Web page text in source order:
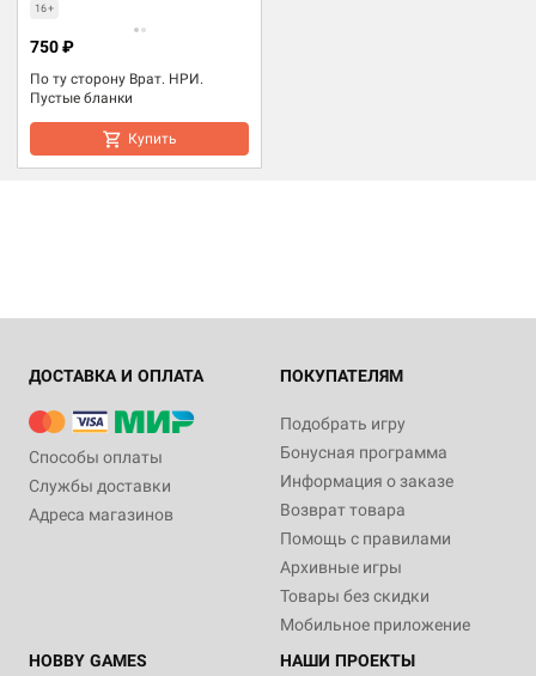
16+
По ту сторону Врат. НРИ.
Пустые бланки
750 ₽
Купить
ДОСТАВКА И ОПЛАТА
Способы оплаты
Службы доставки
Адреса магазинов
ПОКУПАТЕЛЯМ
Подобрать игру
Бонусная программа
Информация о заказе
Возврат товара
Помощь с правилами
Архивные игры
Товары без скидки
Мобильное приложение
HOBBY GAMES
НАШИ ПРОЕКТЫ